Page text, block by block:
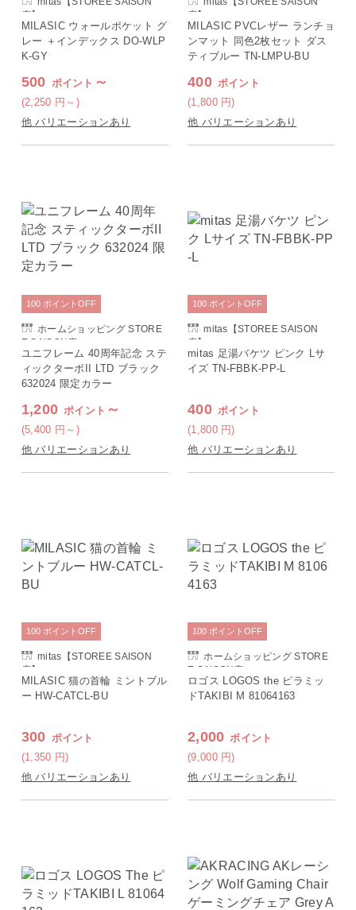
店】
MILASIC ウォールポケット グ
レー ＋インデックス DO-WLP
K-GY
500 ポイント ～
(2,250 円 ～)
他 バリエーションあり
店】
MILASIC PVCレザー ランチョ
ンマット 同色2枚セット ダス
ティブルー TN-LMPU-BU
400 ポイント
(1,800 円)
他 バリエーションあり
ホームショッピング STORE
E SAISON店
ユニフレーム 40周年記念 ステ
ィックターボII LTD ブラック
632024 限定カラー
1,200 ポイント ～
(5,400 円 ～)
100 ポイント OFF
他 バリエーションあり
mitas【STOREE SAISON
店】
mitas 足湯バケツ ピンク Lサ
イズ TN-FBBK-PP-L
400 ポイント
(1,800 円)
100 ポイント OFF
他 バリエーションあり
mitas【STOREE SAISON
店】
MILASIC 猫の首輪 ミントブル
ー HW-CATCL-BU
300 ポイント
(1,350 円)
100 ポイント OFF
他 バリエーションあり
ホームショッピング STORE
E SAISON店
ロゴス LOGOS the ピラミッ
ドTAKIBI M 81064163
2,000 ポイント
(9,000 円)
100 ポイント OFF
他 バリエーションあり